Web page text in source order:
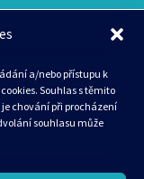
a/nebo přístupu k
Souhlas s těmito
chování při procházení
souhlasu může